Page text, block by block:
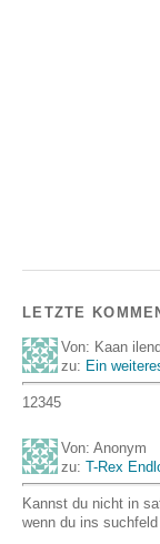
LETZTE
Von: Kaan
zu: Ein
12345
Von: Anonym
zu: T-Rex
Kannst du nicht in
wenn du ins